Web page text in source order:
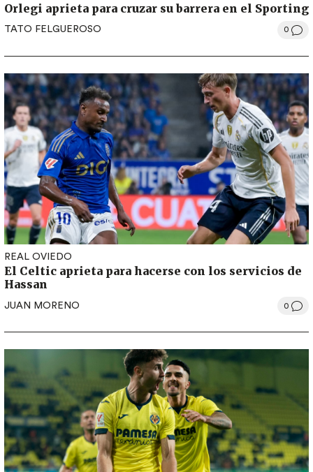
Orlegi aprieta para cruzar su barrera en el Sporting
TATO FELGUEROSO 0
REAL OVIEDO
El Celtic aprieta para hacerse con los servicios de
Hassan
JUAN MORENO 0